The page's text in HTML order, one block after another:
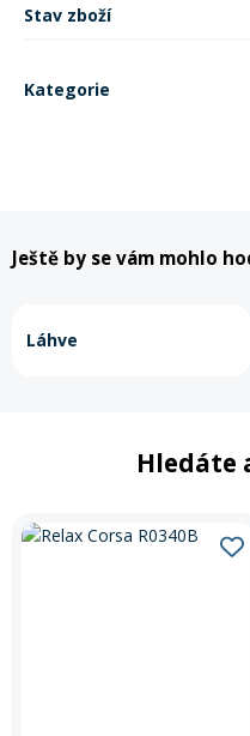
Rukavice
Stav zboží
Kategorie
Ještě by se vám mohlo
Láhve
Hledáte